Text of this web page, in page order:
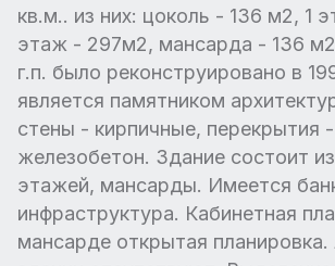
кв.м.. из них: цоколь - 136 м2, 1
этаж - 297м2, мансарда - 136
г.п. было реконструировано в
является памятником
стены - кирпичные, перекрытия -
железобетон. Здание состоит
этажей, мансарды. Имеется
инфраструктура. Кабинетная
мансарде открытая